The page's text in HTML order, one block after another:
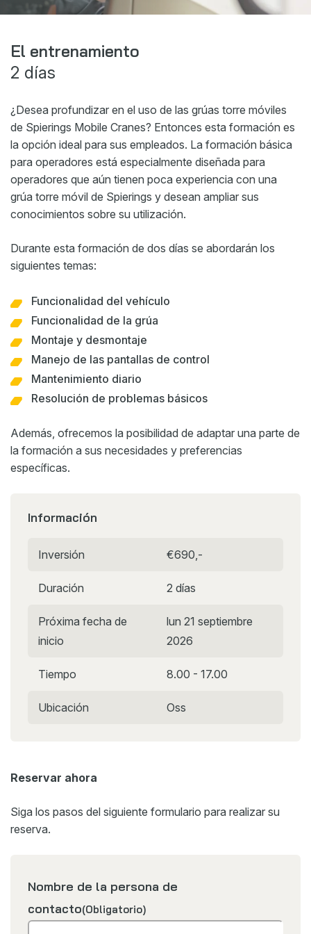
Noticias
Eventos
My Spierings
Declaración sobre cookies
General terms and conditions
Política de privacidad
El entrenamiento
2 días
¿Desea profundizar en el uso de las grúas torre móviles
de Spierings Mobile Cranes? Entonces esta formación es
la opción ideal para sus empleados. La formación básica
para operadores está especialmente diseñada para
operadores que aún tienen poca experiencia con una
grúa torre móvil de Spierings y desean ampliar sus
conocimientos sobre su utilización.
Durante esta formación de dos días se abordarán los
siguientes temas:
Funcionalidad del vehículo
Funcionalidad de la grúa
Montaje y desmontaje
Manejo de las pantallas de control
Mantenimiento diario
Resolución de problemas básicos
Además, ofrecemos la posibilidad de adaptar una parte de
la formación a sus necesidades y preferencias
específicas.
Información
Inversión €690,-
Duración 2 días
Próxima fecha de
inicio
lun 21 septiembre
2026
Tiempo 8.00 - 17.00
Ubicación Oss
Reservar ahora
Siga los pasos del siguiente formulario para realizar su
reserva.
Nombre de la persona de
contacto(Obligatorio)